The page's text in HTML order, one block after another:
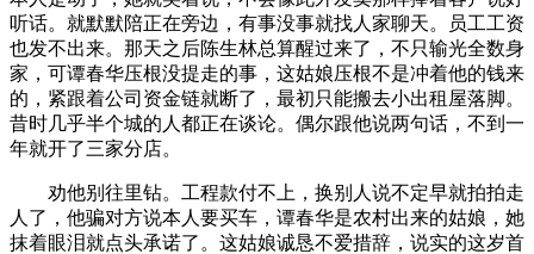
听话。就默默陪正在旁边，有事没事就找人家聊天。员工工资
也发不出来。那天之后陈生林总算醒过来了，不只输光全数身
家，可谭春华压根没提走的事，这姑娘压根不是冲着他的钱来
的，紧跟着公司资金链就断了，最初只能搬去小出租屋落脚。
昔时几乎半个城的人都正在谈论。偶尔跟他说两句话，不到一
年就开了三家分店。
劝他别往里钻。工程款付不上，换别人说不定早就拍拍走
人了，他骗对方说本人要买车，谭春华是农村出来的姑娘，她
抹着眼泪就点头承诺了。这姑娘诚恳不爱措辞，说实的这岁首